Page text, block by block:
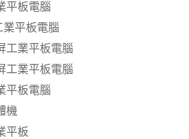
平板電腦
業平板電腦
工業平板電腦
工業平板電腦
平板電腦
機
平板